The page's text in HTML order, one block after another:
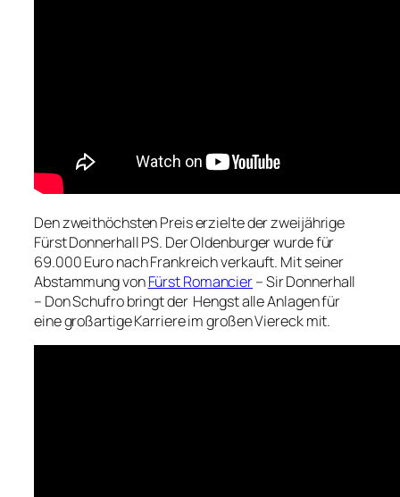
Den zweithöchsten Preis erzielte der zweijährige
Fürst Donnerhall PS. Der Oldenburger wurde für
69.000 Euro nach Frankreich verkauft. Mit seiner
Abstammung vonFürst Romancier– Sir Donnerhall
– Don Schufro bringt der Hengst alle Anlagen für
eine großartige Karriere im großen Viereck mit.